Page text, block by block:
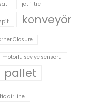
jet filtre
konveyör
Closure
motorlu seviye sensorü
pallet
air line